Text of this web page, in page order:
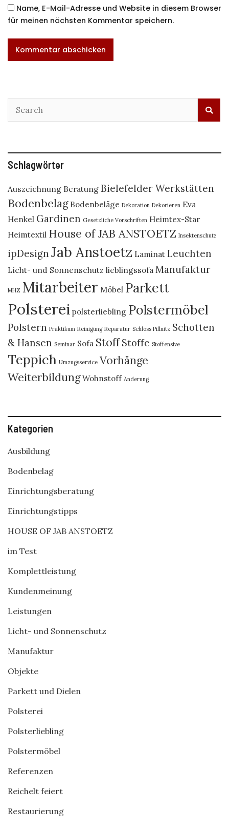
Name, E-Mail-Adresse und Website in diesem Browser
für meinen nächsten Kommentar speichern.
Schlagwörter
Auszeichnung Beratung Bielefelder Werkstätten
Bodenbelag Bodenbeläge Dekoration Dekorieren Eva
Henkel Gardinen Gesetzliche Vorschriften Heimtex-Star
Heimtextil House of JAB ANSTOETZ Insektenschutz
ipDesign Jab Anstoetz Laminat Leuchten
Licht- und Sonnenschutz lieblingssofa Manufaktur
MHZ Mitarbeiter Möbel Parkett
Polsterei polsterliebling Polstermöbel
Polstern Praktikum Reinigung Reparatur Schloss Pillnitz Schotten
& Hansen Seminar Sofa Stoff Stoffe Stoffensive
Teppich Umzugsservice Vorhänge
Weiterbildung Wohnstoff Änderung
Kategorien
Ausbildung
Bodenbelag
Einrichtungsberatung
Einrichtungstipps
HOUSE OF JAB ANSTOETZ
im Test
Komplettleistung
Kundenmeinung
Leistungen
Licht- und Sonnenschutz
Manufaktur
Objekte
Parkett und Dielen
Polsterei
Polsterliebling
Polstermöbel
Referenzen
Reichelt feiert
Restaurierung